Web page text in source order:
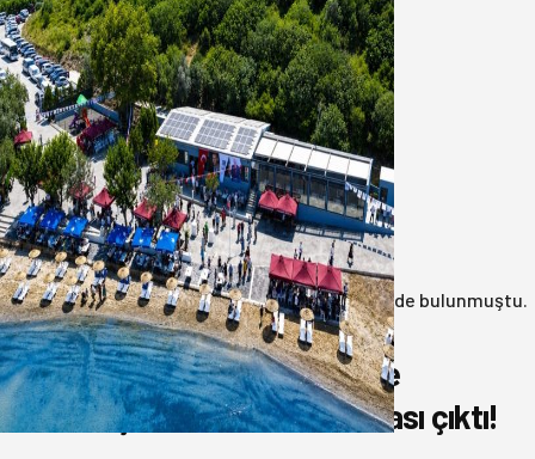
Bandırma Belediyesinden
Şirinçavuş’a hayat veren tesis
08 Ağustos 2026
Anasayfa/3.Sayfa/17 yıl önce çöp konteynerinde bulunmuştu.
Katil zanlısı babası çıktı!
17 yıl önce çöp konteynerinde
bulunmuştu. Katil zanlısı babası çıktı!